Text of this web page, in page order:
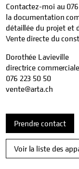
Contactez-moi au
la documentation
détaillée du projet et
Vente directe du
Dorothée Lavieville
directrice commerciale
076 223 50 50
vente@arta.ch
Prendre contact
Voir la liste des